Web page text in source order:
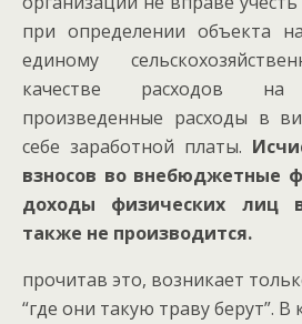
при определении объекта
единому
качестве расходов
произведенные расходы в
себе заработной платы.
взносов во внебюджетные
доходы физических лиц
также не производится.
прочитав это, возникает
“где они такую траву берут”.